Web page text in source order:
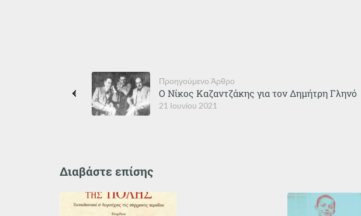
Προηγούμενο Άρθρο
21 Ιουνίου 2021
Ο Νίκος Καζαντζάκης για τον Δημήτρη Γληνό
Διαβάστε επίσης